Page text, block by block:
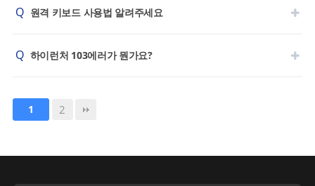
Q 원격 키보드 사용법 알려주세요
Q 하이런처 103에러가 뭔가요?
1 2